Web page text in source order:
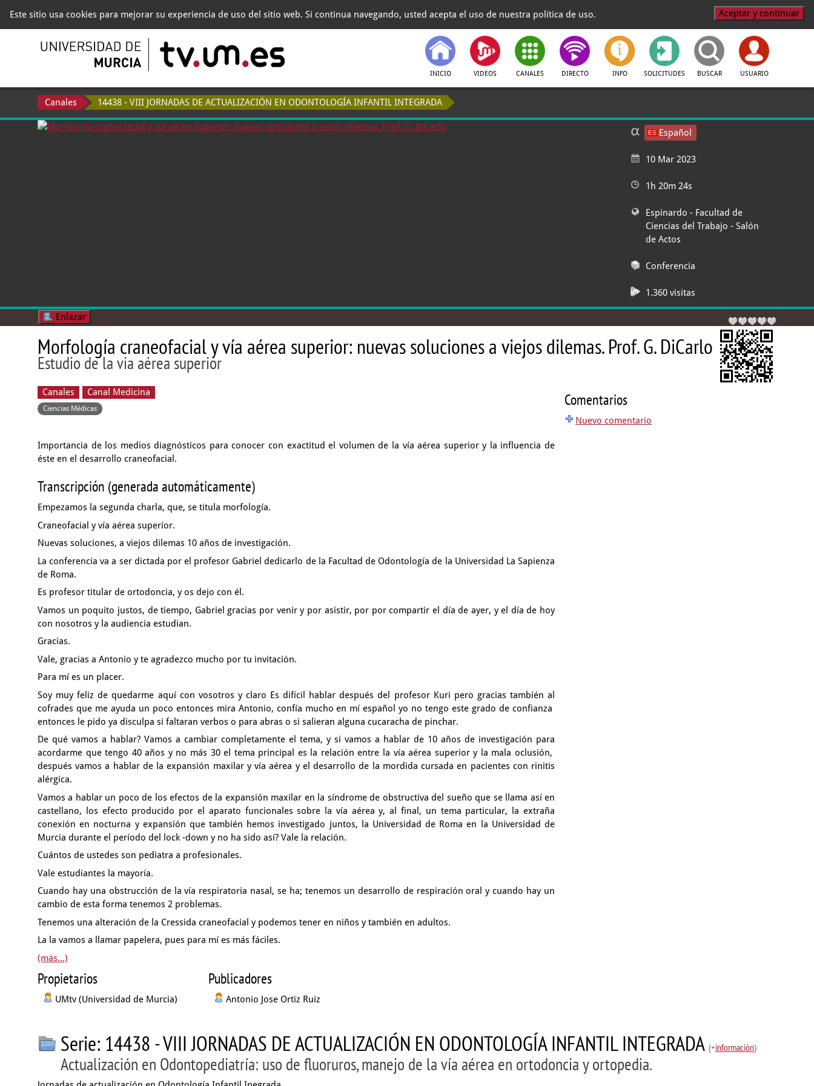
Este sitio usa cookies para mejorar su experiencia de uso del sitio web. Si continua navegando, usted acepta el uso de nuestra política de uso. Aceptar y continuar
INICIO VIDEOS CANALES DIRECTO INFO SOLICITUDES BUSCAR USUARIO
Canales 14438 - VIII JORNADAS DE ACTUALIZACIÓN EN ODONTOLOGÍA INFANTIL INTEGRADA
Español
10 Mar 2023
1h 20m 24s
Espinardo - Facultad de
Ciencias del Trabajo - Salón
de Actos
Conferencia
1.360 visitas
Enlazar
Morfología craneofacial y vía aérea superior: nuevas soluciones a viejos dilemas. Prof. G. DiCarlo
Estudio de la via aérea superior
Canales Canal Medicina
Ciencias Médicas
Importancia de los medios diagnósticos para conocer con exactitud el volumen de la vía aérea superior y la influencia de
éste en el desarrollo craneofacial.
Transcripción (generada automáticamente)
Empezamos la segunda charla, que, se titula morfología.
Craneofacial y vía aérea superior.
Nuevas soluciones, a viejos dilemas 10 años de investigación.
La conferencia va a ser dictada por el profesor Gabriel dedicarlo de la Facultad de Odontología de la Universidad La Sapienza
de Roma.
Es profesor titular de ortodoncia, y os dejo con él.
Vamos un poquito justos, de tiempo, Gabriel gracias por veniry por asistir, por por compartir el día de ayer, y el día de hoy
con nosotros y la audiencia estudian.
Gracias.
Vale, gracias a Antonio y te agradezco mucho por tu invitación.
Para mí es un placer.
Soy muy feliz de quedarme aquí con vosotros y claro Es difícil hablar después del profesor Kuri pero gracias también al
cofrades que me ayuda un poco entonces mira Antonio, confía mucho en mí español yo no tengo este grado de confianza
entonces le pido ya disculpa si faltaran verbos o para abras o si salieran alguna cucaracha de pinchar.
De qué vamos a hablar? Vamos a cambiar completamente el tema, y si vamos a hablar de 10 años de investigación para
acordarme que tengo 40 años y no más 30 el tema principal es la relación entre la vía aérea superior y la mala oclusión,
después vamos a hablar de la expansión maxilar y vía aérea y el desarrollo de la mordida cursada en pacientes con rinitis
alérgica.
Vamos a hablar un poco de los efectos de la expansión maxilar en la síndrome de obstructiva del sueño que se llama así en
castellano, los efecto producido por el aparato funcionalessobre la vía aérea y, al final, un tema particular,
la extraña
conexión en nocturna y expansión que también hemos investigado juntos,
la Universidad de Roma en la Universidad de
Murcia durante el período del lock -down y no ha sido así? Vale la relación.
Cuántos de ustedes son pediatra a profesionales.
Vale estudiantes la mayoría.
Cuando hay una obstrucción de la vía respiratoria nasal,se ha; tenemos un desarrollo de respiración oraly cuando hay un
cambio de esta forma tenemos 2 problemas.
Tenemos una alteración de la Cressida craneofacial y podemos tener en niños y también en adultos.
La la vamos a llamar papelera, pues para mí es más fáciles.
(más...)
Propietarios
UMtv (Universidad de Murcia)
Publicadores
Antonio Jose Ortiz Ruiz
Comentarios
Nuevo comentario
Serie: 14438 - VIII JORNADAS DE ACTUALIZACIÓN EN ODONTOLOGÍA INFANTIL INTEGRADA (+información)
Actualización en Odontopediatría: uso de fluoruros, manejo de la vía aérea en ortodoncia y ortopedia.